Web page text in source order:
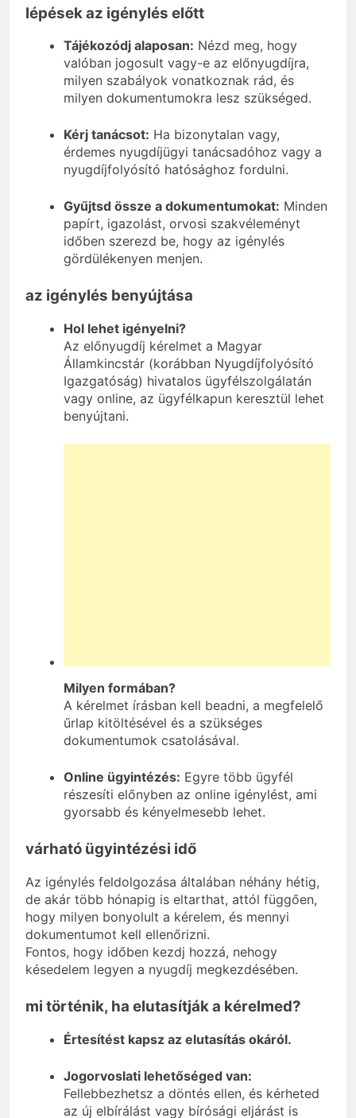
lépések az igénylés előtt
Tájékozódj alaposan: Nézd meg, hogy
valóban jogosult vagy-e az előnyugdíjra,
milyen szabályok vonatkoznak rád, és
milyen dokumentumokra lesz szükséged.
Kérj tanácsot: Ha bizonytalan vagy,
érdemes nyugdíjügyi tanácsadóhoz vagy a
nyugdíjfolyósító hatósághoz fordulni.
Gyűjtsd össze a dokumentumokat: Minden
papírt, igazolást, orvosi szakvéleményt
időben szerezd be, hogy az igénylés
gördülékenyen menjen.
az igénylés benyújtása
Hol lehet igényelni?
Az előnyugdíj kérelmet a Magyar
Államkincstár (korábban Nyugdíjfolyósító
Igazgatóság) hivatalos ügyfélszolgálatán
vagy online, az ügyfélkapun keresztül lehet
benyújtani.
Milyen formában?
A kérelmet írásban kell beadni, a megfelelő
űrlap kitöltésével és a szükséges
dokumentumok csatolásával.
Online ügyintézés: Egyre több ügyfél
részesíti előnyben az online igénylést, ami
gyorsabb és kényelmesebb lehet.
várható ügyintézési idő
Az igénylés feldolgozása általában néhány hétig,
de akár több hónapig is eltarthat, attól függően,
hogy milyen bonyolult a kérelem, és mennyi
dokumentumot kell ellenőrizni.
Fontos, hogy időben kezdj hozzá, nehogy
késedelem legyen a nyugdíj megkezdésében.
mi történik, ha elutasítják a kérelmed?
Értesítést kapsz az elutasítás okáról.
Jogorvoslati lehetőséged van:
Fellebbezhetsz a döntés ellen, és kérheted
az új elbírálást vagy bírósági eljárást is